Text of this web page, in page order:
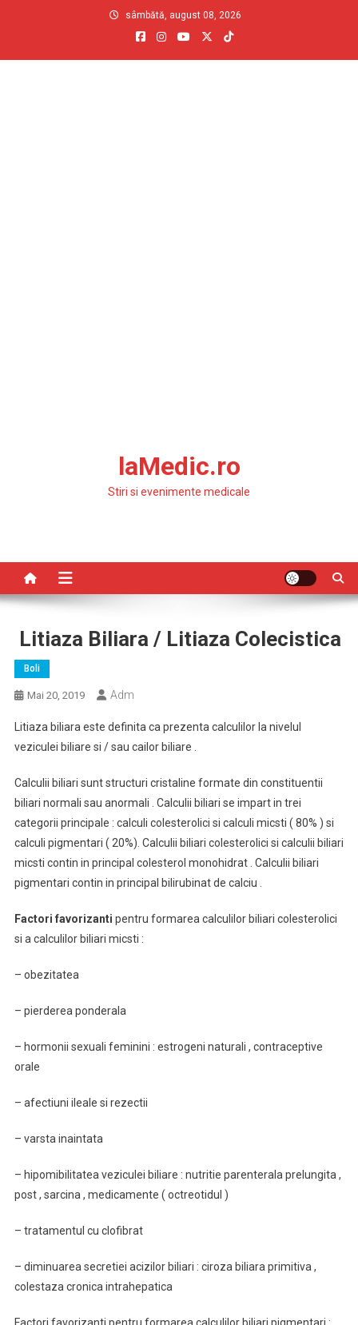
sâmbătă, august 08, 2026
laMedic.ro
Stiri si evenimente medicale
Litiaza Biliara / Litiaza Colecistica
Boli
Mai 20, 2019 Adm
Litiaza biliara este definita ca prezenta calculilor la nivelul
veziculei biliare si / sau cailor biliare .
Calculii biliari sunt structuri cristaline formate din constituentii
biliari normali sau anormali . Calculii biliari se impart in trei
categorii principale : calculi colesterolici si calculi micsti ( 80% ) si
calculi pigmentari ( 20%). Calculii biliari colesterolici si calculii biliari
micsti contin in principal colesterol monohidrat . Calculii biliari
pigmentari contin in principal bilirubinat de calciu .
Factori favorizanti pentru formarea calculilor biliari colesterolici
si a calculilor biliari micsti :
– obezitatea
– pierderea ponderala
– hormonii sexuali feminini : estrogeni naturali , contraceptive
orale
– afectiuni ileale si rezectii
– varsta inaintata
– hipomibilitatea veziculei biliare : nutritie parenterala prelungita ,
post , sarcina , medicamente ( octreotidul )
– tratamentul cu clofibrat
– diminuarea secretiei acizilor biliari : ciroza biliara primitiva ,
colestaza cronica intrahepatica